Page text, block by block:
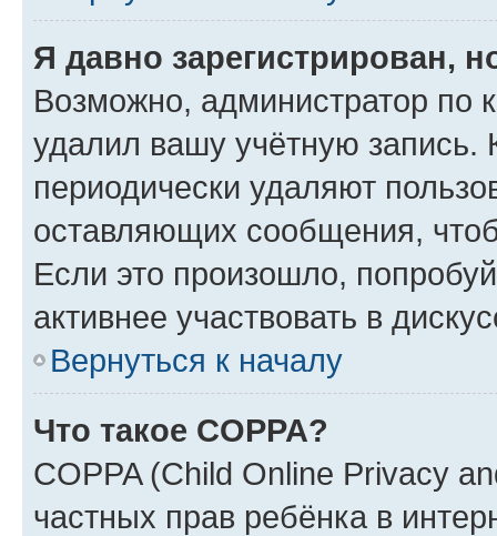
Я давно зарегистрирован,
Возможно, администратор по
удалил вашу учётную запись.
периодически удаляют
оставляющих сообщения,
Если это произошло,
активнее участвовать в
Вернуться к началу
Что такое COPPA?
COPPA (Child Online Privacy
частных прав ребёнка в